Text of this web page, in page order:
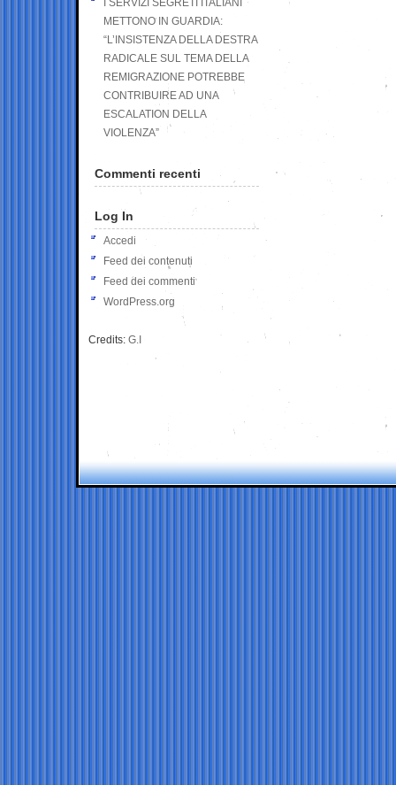
I SERVIZI SEGRETI ITALIANI
METTONO IN GUARDIA:
“L’INSISTENZA DELLA DESTRA
RADICALE SUL TEMA DELLA
REMIGRAZIONE POTREBBE
CONTRIBUIRE AD UNA
ESCALATION DELLA
VIOLENZA”
Commenti recenti
Log In
Accedi
Feed dei contenuti
Feed dei commenti
WordPress.org
Credits: G.I